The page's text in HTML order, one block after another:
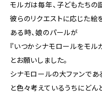
モルガは毎年、子どもたちの
彼らのリクエストに応じた絵
ある時、娘のパールが
『いつかシナモロールをモル
とお願いしました。
シナモロールの大ファンであ
と色々考えているうちにどん